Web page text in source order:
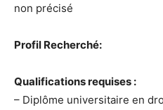
non précisé
Profil Recherché:
Qualifications requises :
– Diplôme universitaire en